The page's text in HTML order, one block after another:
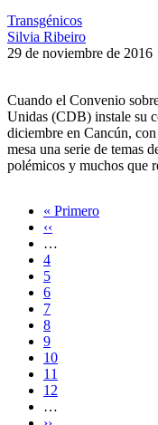
Transgénicos
Silvia Ribeiro
29 de noviembre de 2016
Cuando el Convenio
Unidas (CDB) instale su
diciembre en Cancún,
mesa una serie de temas
polémicos y muchos que
Paginación
Primera
página
« Primero
Página
anterior
‹‹
…
Page
4
Page
5
Page
6
Page
7
Página
actual
8
Page
9
Page
10
Page
11
Page
12
…